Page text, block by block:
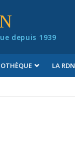
depuis 1939
LA RDN